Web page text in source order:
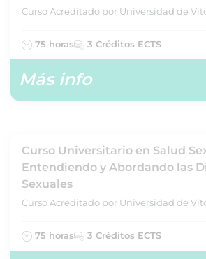
Curso Acreditado por Universidad de
75 horas 3 Créditos ECTS
Más info
Curso Universitario en Salud
Entendiendo y Abordando las
Sexuales
Curso Acreditado por Universidad de
75 horas 3 Créditos ECTS